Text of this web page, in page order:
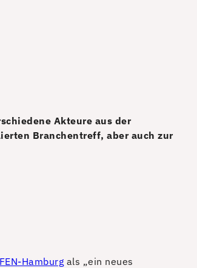
Akteure aus der
Branchentreff, aber auch zur
Hamburg als „ein neues